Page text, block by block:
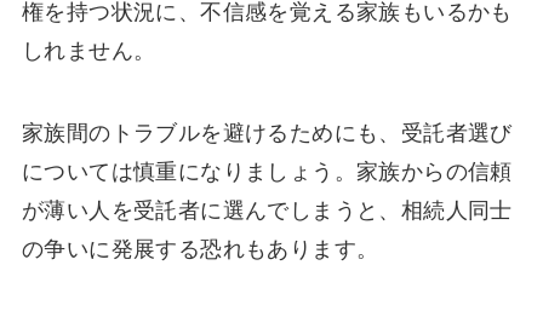
権を持つ状況に、不信感を覚える家族もいるかも
しれません。
家族間のトラブルを避けるためにも、受託者選び
については慎重になりましょう。家族からの信頼
が薄い人を受託者に選んでしまうと、相続人同士
の争いに発展する恐れもあります。